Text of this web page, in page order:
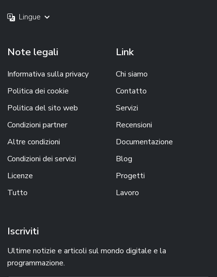
Lingue
Note legali
Informativa sulla privacy
Politica dei cookie
Politica del sito web
Condizioni partner
Altre condizioni
Condizioni dei servizi
Licenze
Tutto
Link
Chi siamo
Contatto
Servizi
Recensioni
Documentazione
Blog
Progetti
Lavoro
Iscriviti
Ultime notizie e articoli sul mondo digitale e la
programmazione.